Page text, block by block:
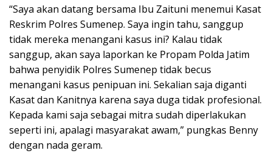
“Saya akan datang bersama Ibu Zaituni menemui Kasat
Reskrim Polres Sumenep. Saya ingin tahu, sanggup
tidak mereka menangani kasus ini? Kalau tidak
sanggup, akan saya laporkan ke Propam Polda Jatim
bahwa penyidik Polres Sumenep tidak becus
menangani kasus penipuan ini. Sekalian saja diganti
Kasat dan Kanitnya karena saya duga tidak profesional.
Kepada kami saja sebagai mitra sudah diperlakukan
seperti ini, apalagi masyarakat awam,” pungkas Benny
dengan nada geram.